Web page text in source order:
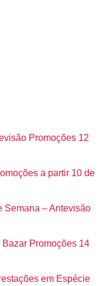
Promoções 12
a partir 10 de
Semana – Antevisão
Promoções 14
em Espécie